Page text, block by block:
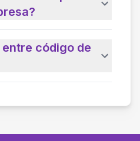
código de